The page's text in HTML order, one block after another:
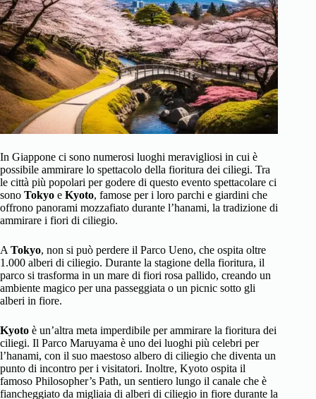
In Giappone ci sono numerosi luoghi meravigliosi in cui è
possibile ammirare lo spettacolo della fioritura dei ciliegi. Tra
le città più popolari per godere di questo evento spettacolare ci
sono Tokyo e Kyoto, famose per i loro parchi e giardini che
offrono panorami mozzafiato durante l’hanami, la tradizione di
ammirare i fiori di ciliegio.
A Tokyo, non si può perdere il Parco Ueno, che ospita oltre
1.000 alberi di ciliegio. Durante la stagione della fioritura, il
parco si trasforma in un mare di fiori rosa pallido, creando un
ambiente magico per una passeggiata o un picnic sotto gli
alberi in fiore.
Kyoto è un’altra meta imperdibile per ammirare la fioritura dei
ciliegi. Il Parco Maruyama è uno dei luoghi più celebri per
l’hanami, con il suo maestoso albero di ciliegio che diventa un
punto di incontro per i visitatori. Inoltre, Kyoto ospita il
famoso Philosopher’s Path, un sentiero lungo il canale che è
fiancheggiato da migliaia di alberi di ciliegio in fiore durante la